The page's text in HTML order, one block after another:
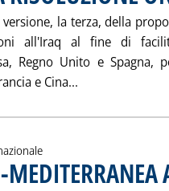
la terza, della
all'Iraq al fine di
Regno Unito e Spagna,
e Cina...